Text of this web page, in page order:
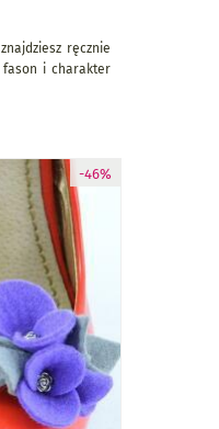
ręcznie
fason i charakter
-46%